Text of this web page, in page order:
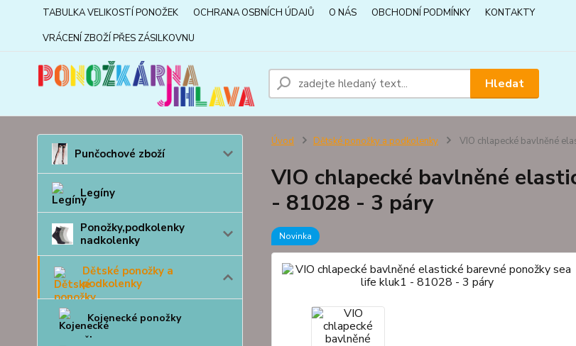
TABULKA VELIKOSTÍ PONOŽEK OCHRANA OSBNÍCH ÚDAJŮ O NÁS OBCHODNÍ PODMÍNKY
KONTAKTY
VRÁCENÍ ZBOŽÍ PŘES ZÁSILKOVNU
Hledat
Punčochové zboží
Legíny
Ponožky,podkolenky
nadkolenky
Dětské ponožky a
podkolenky
Kojenecké ponožky
Úvod Dětské ponožky a podkolenky VIO chlapecké bavlněné
VIO chlapecké bavlněné
- 81028 - 3 páry
Novinka